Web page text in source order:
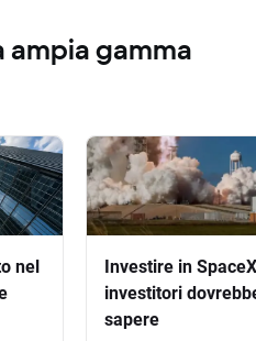
ampia gamma
nel
Investire in
investitori
sapere